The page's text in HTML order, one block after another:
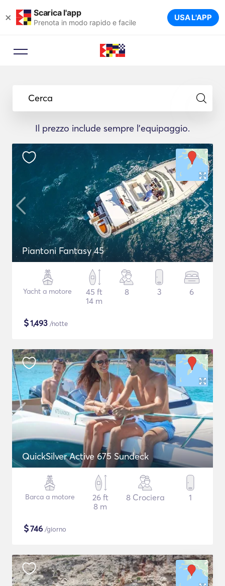
× Scarica l'app
Prenota in modo rapido e facile USA L'APP
Cerca
Il prezzo include sempre l'equipaggio.
Piantoni Fantasy 45
Yacht a motore
45 ft
14 m
8 3 6
$1,493 /notte
QuickSilver Active 675 Sundeck
Barca a motore
26 ft
8 m
8 Crociera 1
$746 /giorno